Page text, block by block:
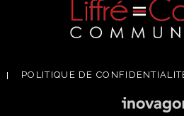
POLITIQUE DE